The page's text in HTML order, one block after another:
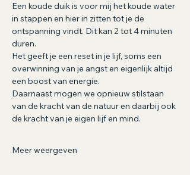
Een koude duik is voor mij het koude water
in stappen en hier in zitten tot je de
ontspanning vindt. Dit kan 2 tot 4 minuten
duren.
Het geeft je een reset in je lijf, soms een
overwinning van je angst en eigenlijk altijd
een boost van energie.
Daarnaast mogen we opnieuw stilstaan
van de kracht van de natuur en daarbij ook
de kracht van je eigen lijf en mind.
Meer weergeven